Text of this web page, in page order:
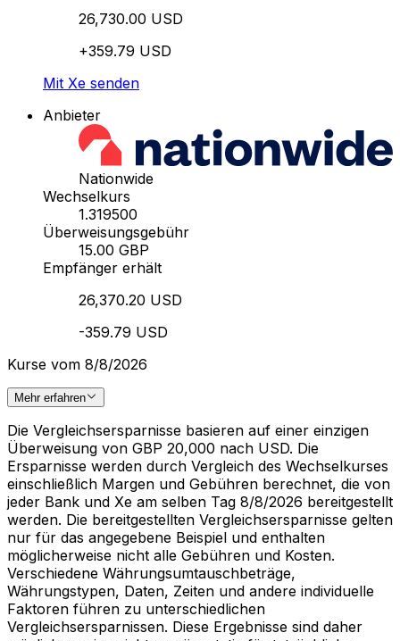
26,730.00 USD
+359.79 USD
Mit Xe senden
Anbieter
Nationwide
Wechselkurs
1.319500
Überweisungsgebühr
15.00 GBP
Empfänger erhält
26,370.20 USD
-359.79 USD
Kurse vom 8/8/2026
Mehr erfahren
Die Vergleichsersparnisse basieren auf einer einzigen
Überweisung von GBP 20,000 nach USD. Die
Ersparnisse werden durch Vergleich des Wechselkurses
einschließlich Margen und Gebühren berechnet, die von
jeder Bank und Xe am selben Tag 8/8/2026 bereitgestellt
werden. Die bereitgestellten Vergleichsersparnisse gelten
nur für das angegebene Beispiel und enthalten
möglicherweise nicht alle Gebühren und Kosten.
Verschiedene Währungsumtauschbeträge,
Währungstypen, Daten, Zeiten und andere individuelle
Faktoren führen zu unterschiedlichen
Vergleichsersparnissen. Diese Ergebnisse sind daher